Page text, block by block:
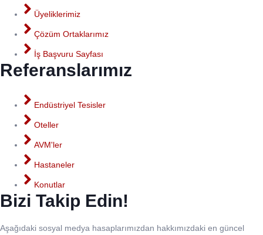
Üyeliklerimiz
Çözüm Ortaklarımız
İş Başvuru Sayfası
Referanslarımız
Endüstriyel Tesisler
Oteller
AVM'ler
Hastaneler
Konutlar
Bizi Takip Edin!
Aşağıdaki sosyal medya hasaplarımızdan hakkımızdaki en güncel